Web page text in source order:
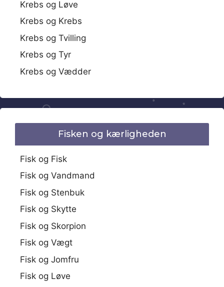
Krebs og Løve
Krebs og Krebs
Krebs og Tvilling
Krebs og Tyr
Krebs og Vædder
Fisken og kærligheden
Fisk og Fisk
Fisk og Vandmand
Fisk og Stenbuk
Fisk og Skytte
Fisk og Skorpion
Fisk og Vægt
Fisk og Jomfru
Fisk og Løve